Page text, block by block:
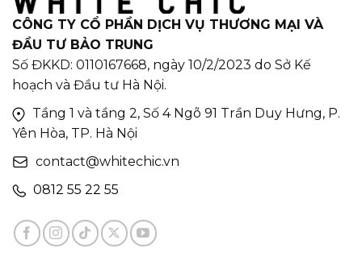
CÔNG TY CỔ PHẦN DỊCH VỤ THƯƠNG MẠI VÀ
ĐẦU TƯ BẢO TRUNG
Số ĐKKD: 0110167668, ngày 10/2/2023 do Sở Kế
hoạch và Đầu tư Hà Nội.
Tầng 1 và tầng 2, Số 4 Ngõ 91 Trần Duy Hưng, P.
Yên Hòa, TP. Hà Nội
contact@whitechic.vn
0812 55 22 55